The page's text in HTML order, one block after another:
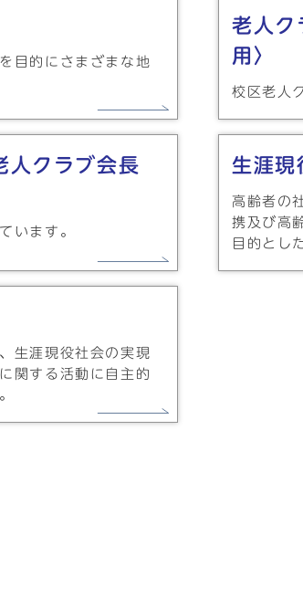
目的にさまざまな地
老人ク
用〉
校区老人
人クラブ会長
います。
生涯現
高齢者の
携及び高
目的とし
生涯現役社会の実現
関する活動に自主的